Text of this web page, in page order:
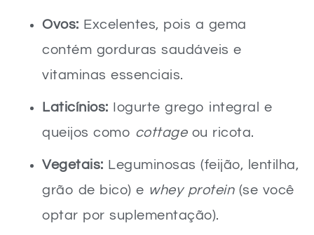
Ovos: Excelentes, pois a gema
contém gorduras saudáveis e
vitaminas essenciais.
Laticínios: Iogurte grego integral e
queijos como cottageou ricota.
Vegetais: Leguminosas (feijão, lentilha,
grão de bico) e whey protein(se você
optar por suplementação).